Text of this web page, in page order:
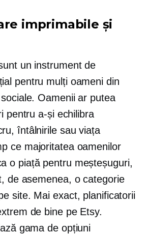
imprimabile și
un instrument de
pentru mulți oameni din
Oamenii ar putea
pentru a-și echilibra
întâlnirile sau viața
ce majoritatea oamenilor
o piață pentru meșteșuguri,
de asemenea, o categorie
site. Mai exact, planificatorii
de bine pe Etsy.
gama de opțiuni